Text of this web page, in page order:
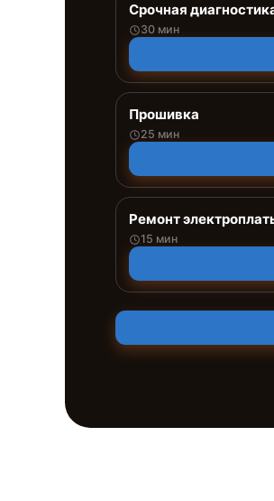
Срочная
30 мин
Прошивка
25 мин
Ремонт
15 мин